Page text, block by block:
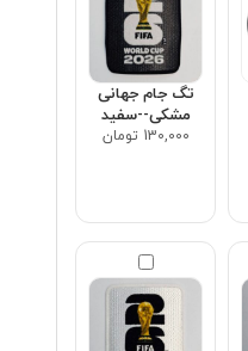
تگ جام جهانی
مشکی--سفید
130,000 تومان